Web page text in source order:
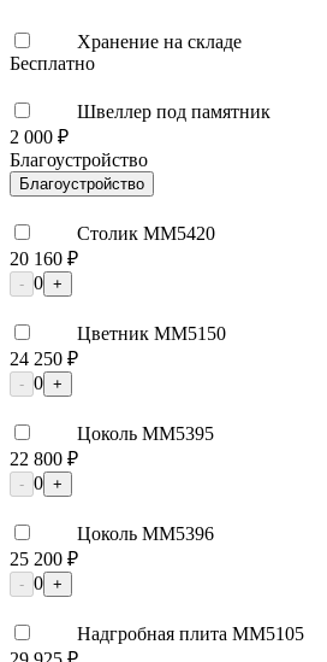
Хранение на складе
Бесплатно
Швеллер под памятник
2 000 ₽
Благоустройство
Благоустройство
Столик ММ5420
20 160 ₽
- 0 +
Цветник ММ5150
24 250 ₽
- 0 +
Цоколь ММ5395
22 800 ₽
- 0 +
Цоколь ММ5396
25 200 ₽
- 0 +
Надгробная плита ММ5105